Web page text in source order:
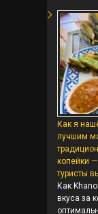
Как я
лучшим
копейки
туристы
Как
вкуса за